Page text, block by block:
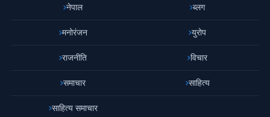
नेपाल ब्लग
मनोरंजन युरोप
राजनीति विचार
समाचार साहित्य
साहित्य समाचार